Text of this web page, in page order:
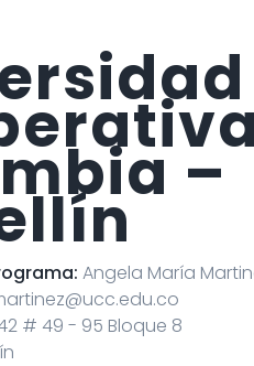
–
Angela María
# 49 - 95 Bloque 8